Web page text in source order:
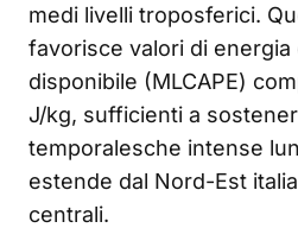
medi livelli troposferici.
favorisce valori di energia
disponibile (MLCAPE)
J/kg, sufficienti a
temporalesche intense
estende dal Nord-Est
centrali.